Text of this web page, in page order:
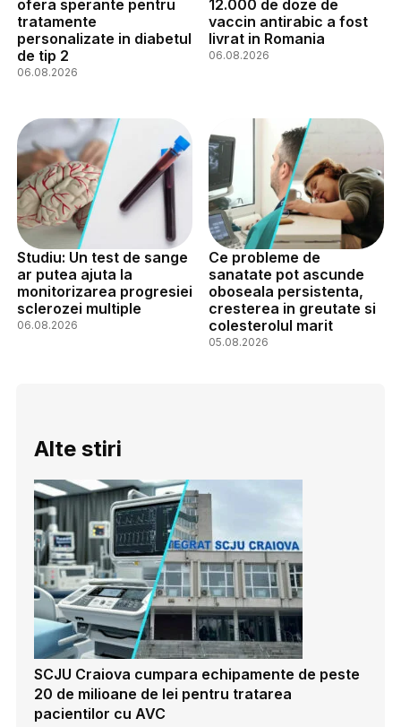
ofera sperante pentru
tratamente
personalizate in diabetul
de tip 2
06.08.2026
12.000 de doze de
vaccin antirabic a fost
livrat in Romania
06.08.2026
Studiu: Un test de sange
ar putea ajuta la
monitorizarea progresiei
sclerozei multiple
06.08.2026
Ce probleme de
sanatate pot ascunde
oboseala persistenta,
cresterea in greutate si
colesterolul marit
05.08.2026
Alte stiri
SCJU Craiova cumpara echipamente de peste
20 de milioane de lei pentru tratarea
pacientilor cu AVC